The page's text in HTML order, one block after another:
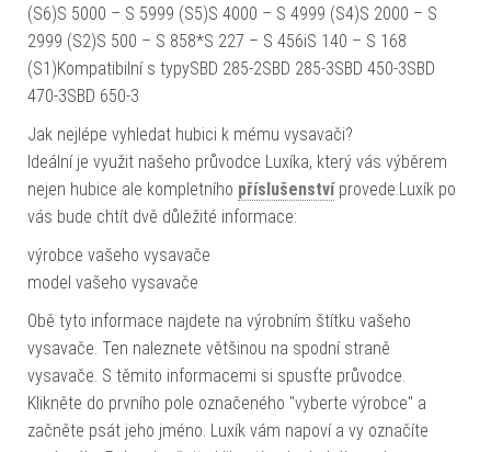
(S6)S 5000 – S 5999 (S5)S 4000 – S 4999 (S4)S 2000 – S
2999 (S2)S 500 – S 858*S 227 – S 456iS 140 – S 168
(S1)Kompatibilní s typySBD 285-2SBD 285-3SBD 450-3SBD
470-3SBD 650-3
Jak nejlépe vyhledat hubici k mému vysavači?
Ideální je využit našeho průvodce Luxíka, který vás výběrem
nejen hubice ale kompletního příslušenstvíprovede.Luxík po
vás bude chtít dvě důležité informace:
výrobce vašeho vysavače
model vašeho vysavače
Obě tyto informace najdete na výrobním štítku vašeho
vysavače. Ten naleznete většinou na spodní straně
vysavače. S těmito informacemi si spusťte průvodce.
Klikněte do prvního pole označeného "vyberte výrobce" a
začněte psát jeho jméno. Luxík vám napoví a vy označíte